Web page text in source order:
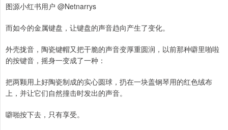
图源小红书用户 @Netnarrys
而如今的金属键盘，让键盘的声音趋向产生了变化。
外壳拢音，陶瓷键帽又把干脆的声音变厚重圆润，以前那种噼里啪啦
的按键音，摇身一变成了一种：
把两颗用上好陶瓷制成的实心圆球，扔在一块盖钢琴用的红色绒布
上，并让它们自然撞击时发出的声音。
噼啪按下去，只有享受。